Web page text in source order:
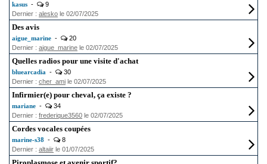
kasus -
9
Dernier : alesko le 02/07/2025
Des avis
aigue_marine -
20
Dernier : aigue_marine le 02/07/2025
Quelles radios pour une visite d'achat
bluearcadia -
30
Dernier : cher_ami le 02/07/2025
Infirmier(e) pour cheval, ça existe ?
mariane -
34
Dernier : frederique3560 le 02/07/2025
Cordes vocales coupées
marine-s38 -
8
Dernier : altaiir le 01/07/2025